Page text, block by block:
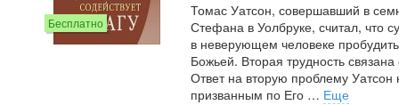
Бесплатно
Томас Уатсон, совершавший в
Стефана в Уолбруке, считал, что
в неверующем человеке
Божьей. Вторая трудность
Ответ на вторую проблему
призванным по Его … Еще